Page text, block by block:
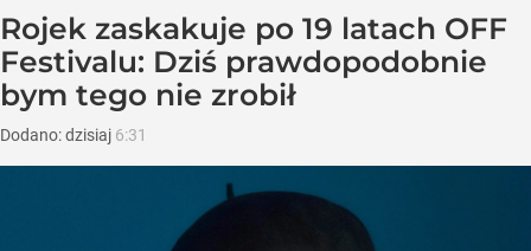
Rojek zaskakuje po 19 latach OFF
Festivalu: Dziś prawdopodobnie
bym tego nie zrobił
Dodano:dzisiaj 6:31